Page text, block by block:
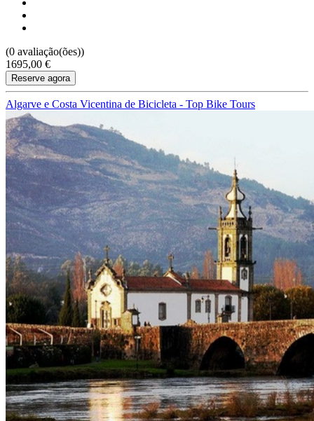
(0 avaliação(ões))
1695,00 €
Reserve agora
Algarve e Costa Vicentina de Bicicleta - Top Bike Tours